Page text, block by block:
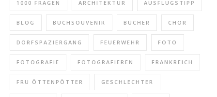
1000 FRAGEN ARCHITEKTUR AUSFLUGSTIPP
BLOG BUCHSOUVENIR BÜCHER CHOR
DORFSPAZIERGANG FEUERWEHR FOTO
FOTOGRAFIE FOTOGRAFIEREN FRANKREICH
FRU ÖTTENPÖTTER GESCHLECHTER